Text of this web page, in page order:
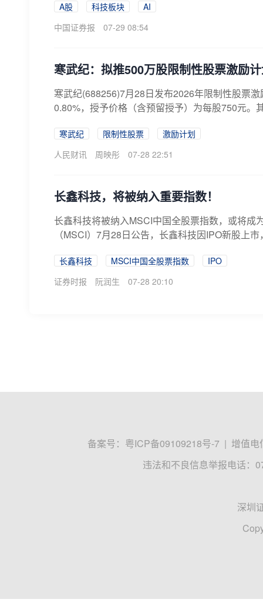
A股 科技板块
AI
中国证券报
07-29 08:54
寒武纪：拟推500万股限制性股票激励
寒武纪(688256)7月28日发布2026年限制性股票
0.80%，授予价格（含预留授予）为每股750元。
寒武纪 限制性股票
激励计划
人民财讯
周映彤 07-28 22:51
长鑫科技，将被纳入重要指数！
长鑫科技将被纳入MSCI中国全股票指数，或将
（MSCI）7月28日公告，长鑫科技因IPO新股上
长鑫科技 MSCI中国全股票指数
IPO
证券时报
阮润生 07-28 20:10
备案号： 粤ICP备09109218号-7 | 增值电
违法和不良信息举报电话：
深圳